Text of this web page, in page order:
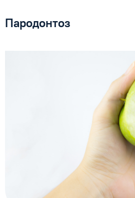
Пародонтоз